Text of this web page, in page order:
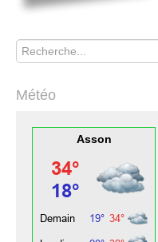
Rechercher
Météo
Asson